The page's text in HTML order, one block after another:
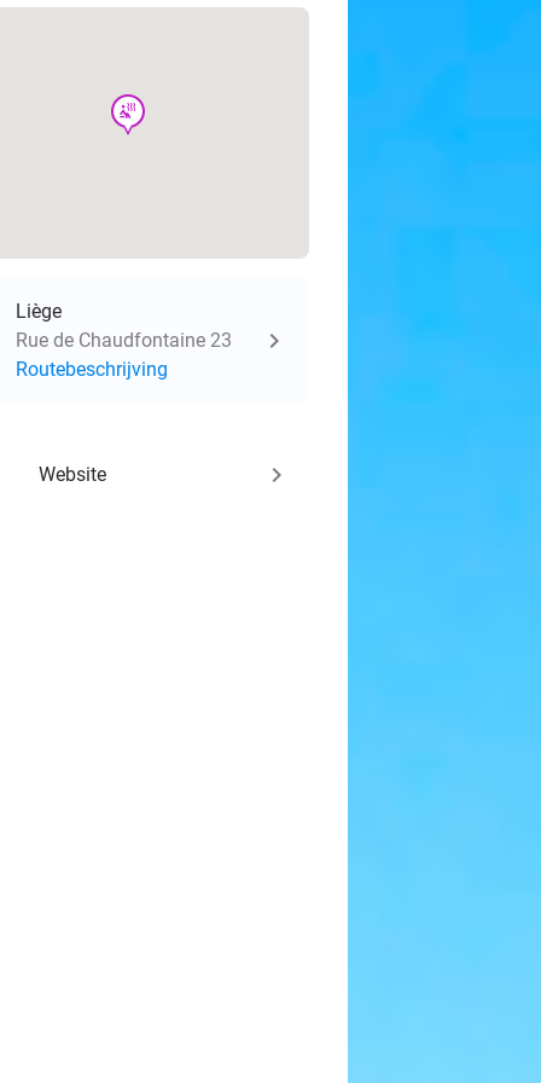
wellness
Liège
Rue de Chaudfontaine 23
Routebeschrijving
Website keyboard_arrow_right